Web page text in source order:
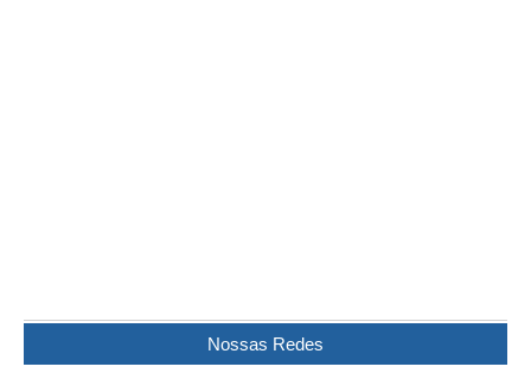
Nossas Redes